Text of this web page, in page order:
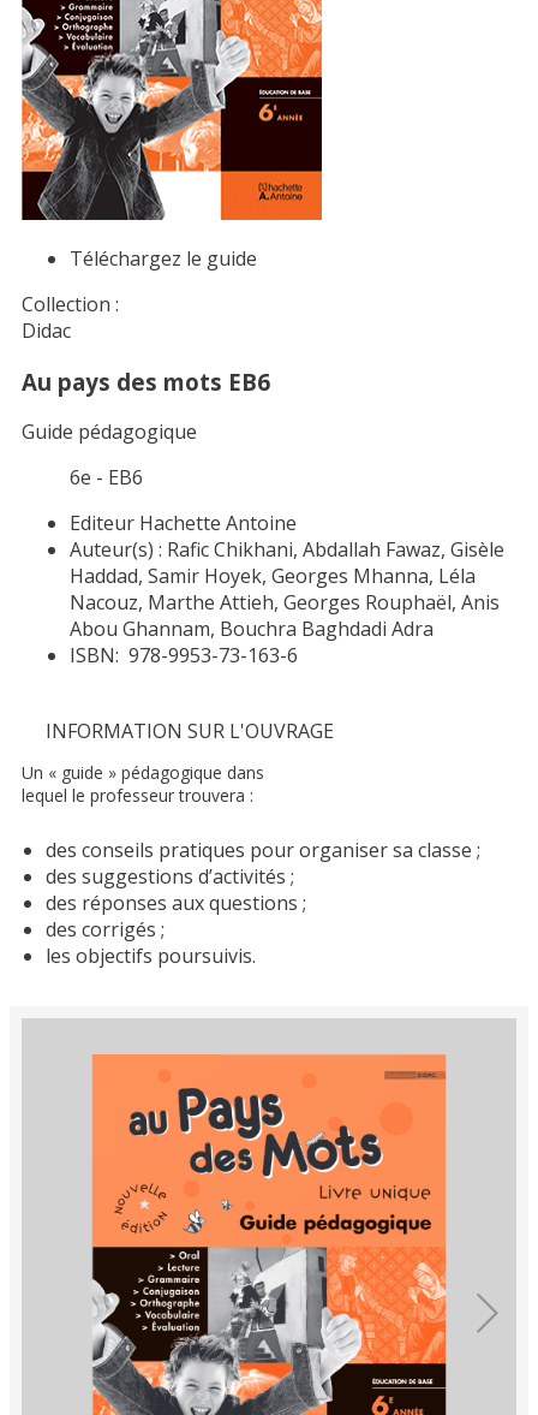
Téléchargez le guide
Collection :
Didac
Au pays des mots EB6
Guide pédagogique
6e - EB6
Editeur Hachette Antoine
Auteur(s) : Rafic Chikhani, Abdallah Fawaz, Gisèle
Haddad, Samir Hoyek, Georges Mhanna, Léla
Nacouz, Marthe Attieh, Georges Rouphaël, Anis
Abou Ghannam, Bouchra Baghdadi Adra
ISBN: 978-9953-73-163-6
INFORMATION SUR L'OUVRAGE
Un « guide » pédagogique dans
lequel le professeur trouvera :
des conseils pratiques pour organiser sa classe ;
des suggestions d’activités ;
des réponses aux questions ;
des corrigés ;
les objectifs poursuivis.